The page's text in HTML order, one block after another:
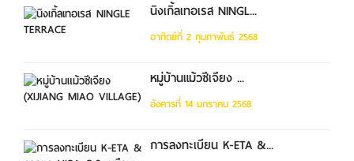
นิงเกิ้ลเทอเรส NINGL...
อาทิตย์ที่ 2 กุมภาพันธ์ 2568
หมู่บ้านแม้วซีเจียง ...
อังคารที่ 14 มกราคม 2568
การลงทะเบียน K-ETA &...